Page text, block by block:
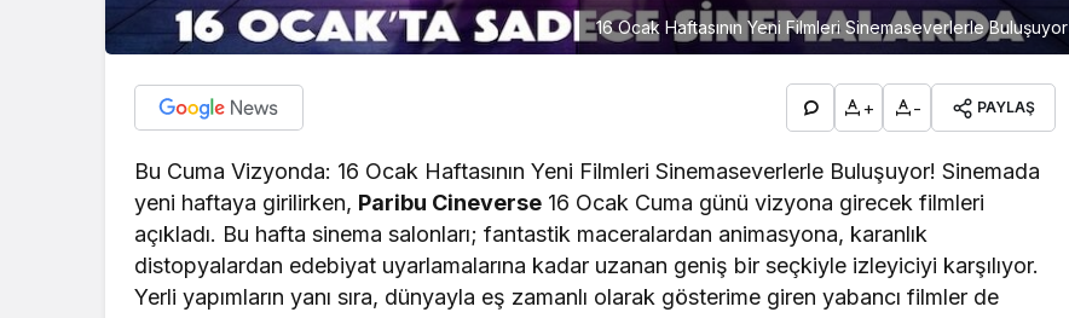
16 Ocak Haftasının Yeni Filmleri Sinemaseverlerle Buluşuyor
+ - PAYLAŞ
Bu Cuma Vizyonda: 16 Ocak Haftasının Yeni Filmleri Sinemaseverlerle Buluşuyor! Sinemada
yeni haftaya girilirken, Paribu Cineverse 16 Ocak Cuma günü vizyona girecek filmleri
açıkladı. Bu hafta sinema salonları; fantastik maceralardan animasyona, karanlık
distopyalardan edebiyat uyarlamalarına kadar uzanan geniş bir seçkiyle izleyiciyi karşılıyor.
Yerli yapımların yanı sıra, dünyayla eş zamanlı olarak gösterime giren yabancı filmler de